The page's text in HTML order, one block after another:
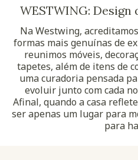
WESTWING: Design
Na Westwing,
formas mais genuínas de
reunimos móveis,
tapetes, além de itens de
uma curadoria pensada
evoluir junto com cada
Afinal, quando a casa
ser apenas um lugar para
para